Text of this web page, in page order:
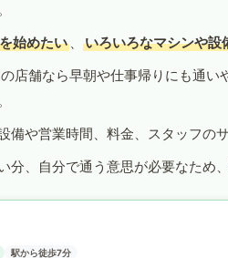
始めたい 、 いろいろなマシンや設
店舗なら早朝や仕事帰りにも通
備や営業時間、料金、スタッフの
分、自分で通う意思が必要なため
駅から徒歩7分